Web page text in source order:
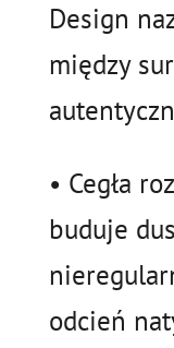
Design
między
• Cegła
buduje
odcień